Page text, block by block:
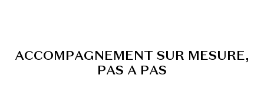
ACCOMPAGNEMENT SUR MESURE,
PAS A PAS